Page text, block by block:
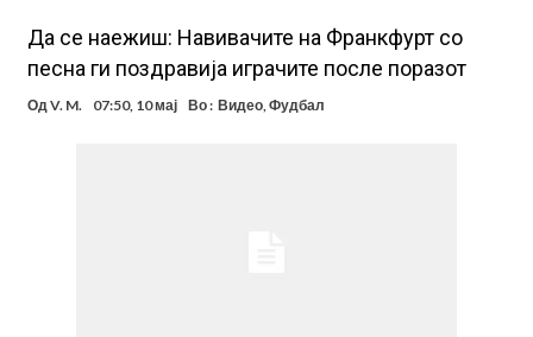
Да се наежиш: Навивачите на Франкфурт со
песна ги поздравија играчите после поразот
ОдV. M. 07:50, 10 мај Во : Видео,Фудбал